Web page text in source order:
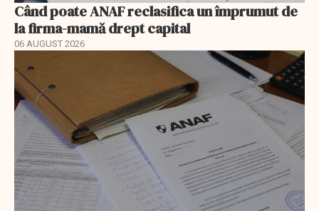
Când poate ANAF reclasifica un împrumut de
la firma-mamă drept capital
06 AUGUST 2026